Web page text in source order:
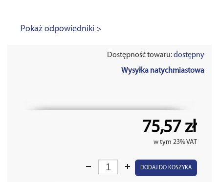
Pokaż odpowiedniki >
Dostępność towaru:dostępny
Wysyłka natychmiastowa
75,57 zł
w tym 23% VAT
DODAJ DO KOSZYKA